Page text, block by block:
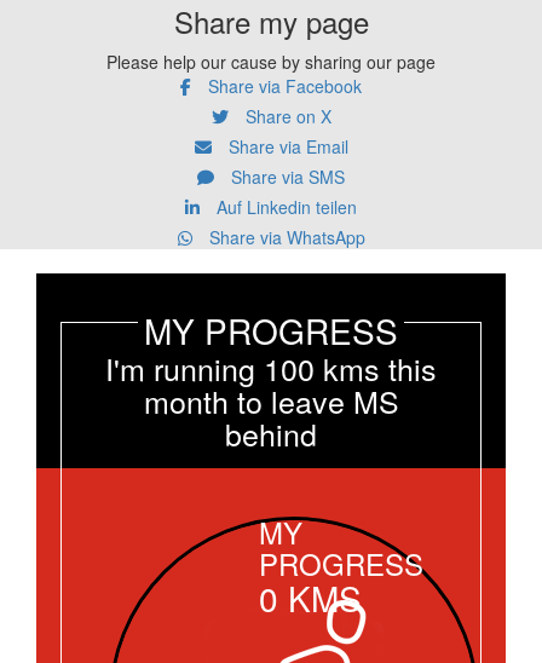
Share my page
Please help our cause by sharing our page
Share via Facebook
Share on X
Share via Email
Share via SMS
Auf Linkedin teilen
Share via WhatsApp
MY PROGRESS
I'm running 100 kms this
month to leave MS
behind
MY
PROGRESS
0 KMS